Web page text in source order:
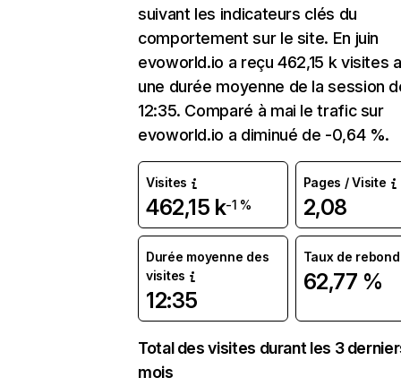
suivant les indicateurs clés du
comportement sur le site. En juin
evoworld.io a reçu 462,15 k visites
une durée moyenne de la session
12:35. Comparé à mai le trafic sur
evoworld.io a diminué de -0,64 %.
Visites
462,15 k-1 %
Pages / Visite
2,08
Durée moyenne des
visites
12:35
Taux de rebond
62,77 %
Total des visites durant les 3
mois